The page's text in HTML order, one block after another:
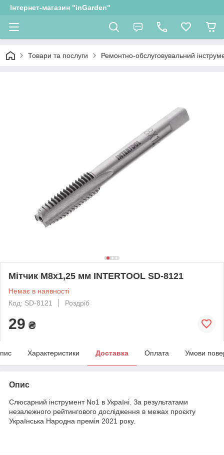
Інтернет-магазин "inGarden"
Товари та послуги Ремонтно-обслуговувальний
Мітчик M8x1,25 мм INTERTOOL SD-8121
Немає в наявності
Код: SD-8121
Роздріб
29 ₴
Характеристики Доставка Оплата Умови
Опис
Слюсарний інструмент No1 в Україні. За результатами
незалежного рейтингового дослідження в межах проєкту
Українська Народна премія 2021 року.